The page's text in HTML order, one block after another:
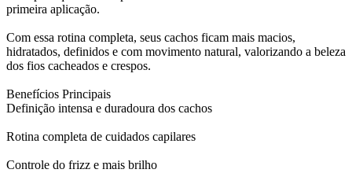
primeira aplicação.
Com essa rotina completa, seus cachos ficam mais macios,
hidratados, definidos e com movimento natural, valorizando a beleza
dos fios cacheados e crespos.
Benefícios Principais
Definição intensa e duradoura dos cachos
Rotina completa de cuidados capilares
Controle do frizz e mais brilho